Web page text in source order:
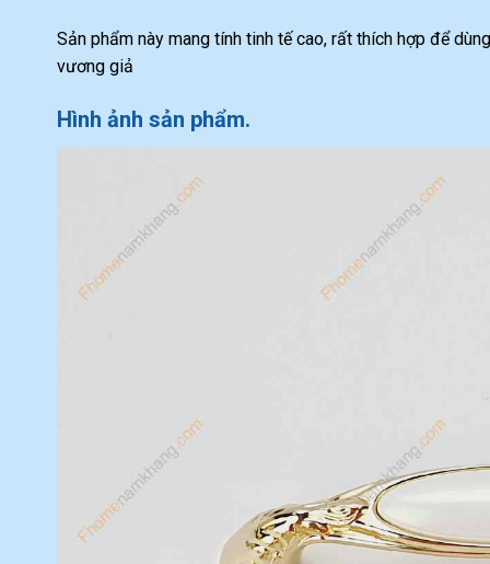
Sản phẩm này mang tính tinh tế cao, rất thích hợp để
vương giả
Hình ảnh sản phẩm.